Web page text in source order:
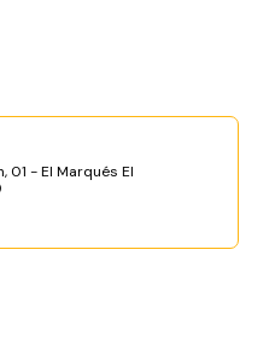
01 - El Marqués El